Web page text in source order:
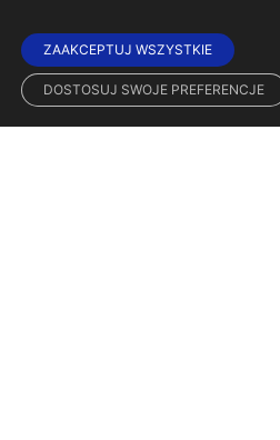
ZAAKCEPTUJ WSZYSTKIE
DOSTOSUJ SWOJE PREFERENCJE